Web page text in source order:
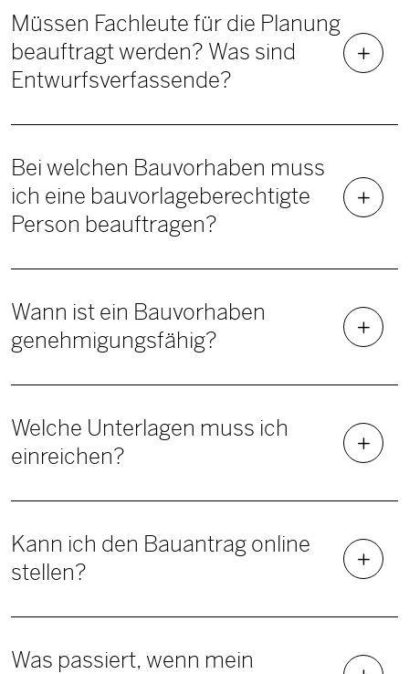
Müssen Fachleute für die Planung
beauftragt werden? Was sind
Entwurfsverfassende?
Bei welchen Bauvorhaben muss
ich eine bauvorlageberechtigte
Person beauftragen?
Wann ist ein Bauvorhaben
genehmigungsfähig?
Welche Unterlagen muss ich
einreichen?
Kann ich den Bauantrag online
stellen?
Was passiert, wenn mein